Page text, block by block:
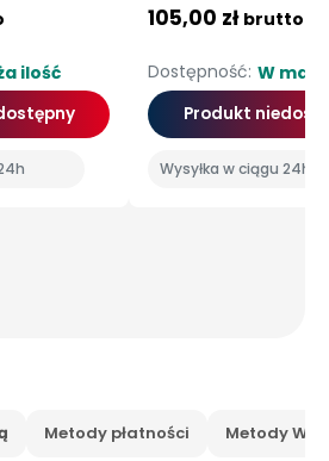
vw
ilość
89MM
105,00 zł brutto
Dostępność: W
Produkt
Wysyłka w ciągu 24h
Metody płatności Metody